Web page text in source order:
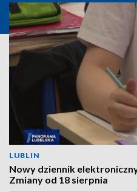
LUBLIN
Nowy dziennik
Zmiany od 18 sierpnia